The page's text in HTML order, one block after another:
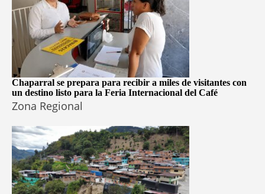
Chaparral se prepara para recibir a miles de visitantes con
un destino listo para la Feria Internacional del Café
Zona Regional